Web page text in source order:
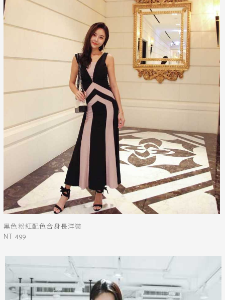
黑色粉紅配色合身長洋裝
NT 499